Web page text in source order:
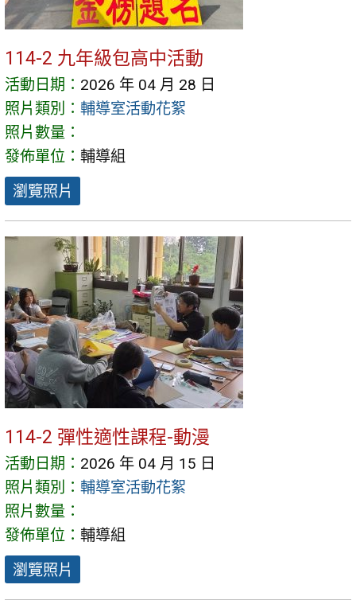
114-2 九年級包高中活動
活動日期： 2026 年 04 月 28 日
照片類別： 輔導室活動花絮
照片數量：
發佈單位： 輔導組
瀏覽照片
114-2 彈性適性課程-動漫
活動日期： 2026 年 04 月 15 日
照片類別： 輔導室活動花絮
照片數量：
發佈單位： 輔導組
瀏覽照片